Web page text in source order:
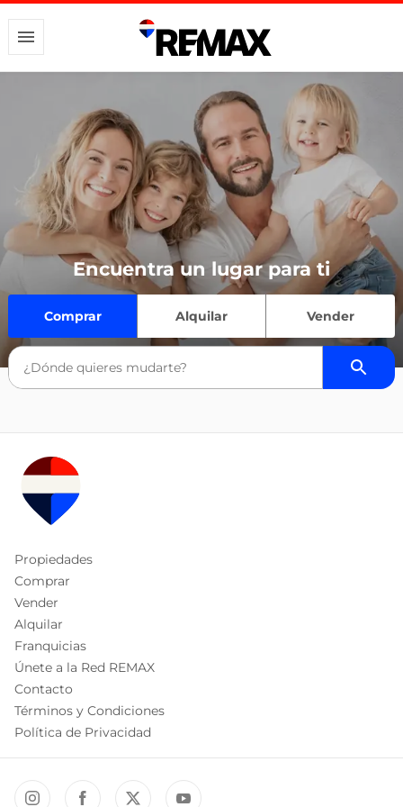
Encuentra un lugar para ti
Comprar Alquilar Vender
Propiedades
Comprar
Vender
Alquilar
Franquicias
Únete a la Red REMAX
Contacto
Términos y Condiciones
Política de Privacidad